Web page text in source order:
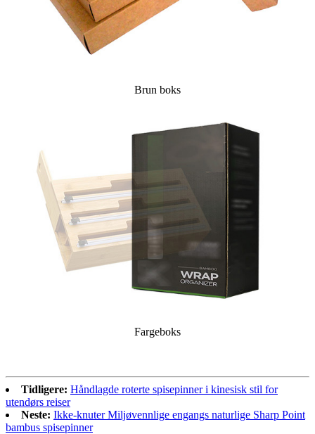
Brun boks
Fargeboks
Tidligere: Håndlagde roterte spisepinner i kinesisk stil for
utendørs reiser
Neste: Ikke-knuter Miljøvennlige engangs naturlige Sharp Point
bambus spisepinner